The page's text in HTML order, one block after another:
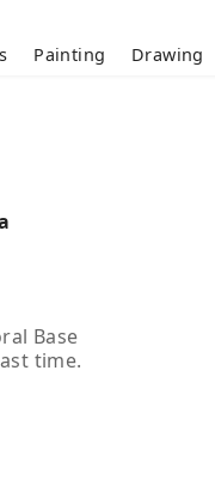
Painting Drawing
Base
time.